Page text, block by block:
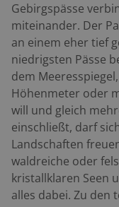
Gebirgspässe
miteinander. Der
an einem eher tief
niedrigsten Pässe
dem
Höhenmeter oder
will und gleich
einschließt, darf
Landschaften
waldreiche oder
kristallklaren Seen
alles dabei. Zu den